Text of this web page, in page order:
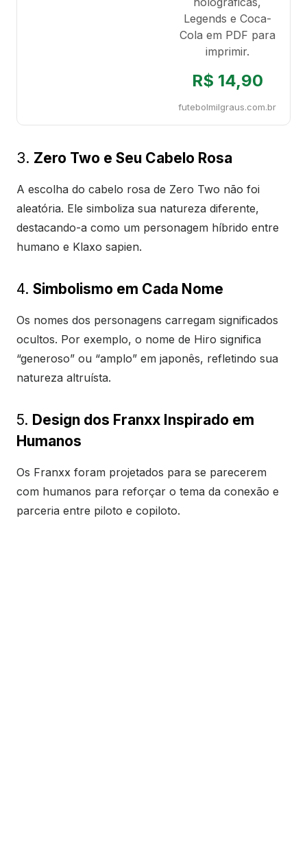
Legends e Coca-
Cola em PDF para
imprimir.
R$ 14,90
futebolmilgraus.com.br
3. Zero Two e Seu Cabelo Rosa
A escolha do cabelo rosa de Zero Two não foi
aleatória. Ele simboliza sua natureza diferente,
destacando-a como um personagem híbrido entre
humano e Klaxo sapien.
4. Simbolismo em Cada Nome
Os nomes dos personagens carregam significados
ocultos. Por exemplo, o nome de Hiro significa
“generoso” ou “amplo” em japonês, refletindo sua
natureza altruísta.
5. Design dos Franxx Inspirado em
Humanos
Os Franxx foram projetados para se parecerem
com humanos para reforçar o tema da conexão e
parceria entre piloto e copiloto.